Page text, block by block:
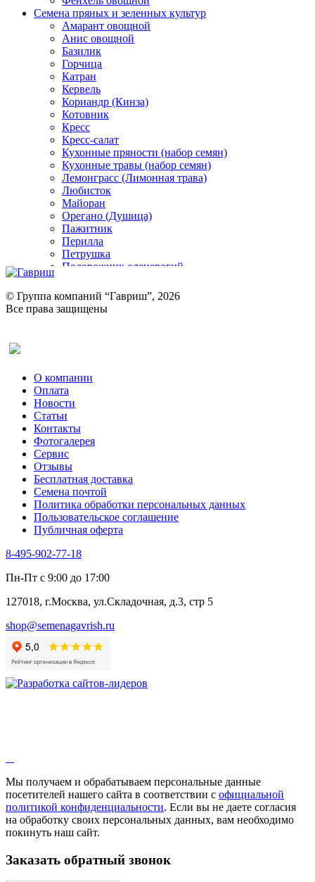
Семена пряных и зеленных культур
Амарант овощной
Анис овощной
Базилик
Горчица
Катран
Кервель
Кориандр (Кинза)
Котовник
Кресс
Кресс-салат
Кухонные пряности (набор семян)
Кухонные травы (набор семян)
Лемонграсс (Лимонная трава)
Любисток
Майоран
Орегано (Душица)
Пажитник
Перилла
Петрушка
Подорожник оленерогий
Ревень
Рукола
Рута
Тмин
Трава для чая
Туласи
Укроп
Фенхель пряный
Хризантема овощная
Цикорий пряный
Цикорий салатный (Витлуф)
Черемша
Шпинат
Щавель
Эндивий
Эстрагон
Алтей
Бессмертник
Валериана
Валерианелла
Гибискус лекарственный
Девясил
Душица
Змееголовник
Мыльнянка
Мята
Овсяный корень
Огуречная трава
Пустырник
Репешок
© Группа компаний “Гавриш”, 2026
Все права защищены
О компании
Оплата
Новости
Статьи
Контакты
Фотогалерея​
Сервис
Отзывы
Бесплатная доставка
Семена почтой
Политика обработки персональных данных
Пользовательское соглашение
Публичная оферта
8-495-902-77-18
Пн-Пт с 9:00 до 17:00
127018, г.Москва, ул.Складочная, д.3, стр 5
shop@semenagavrish.ru
Мы получаем и обрабатываем персональные данные
посетителей нашего сайта в соответствии с официальной
политикой конфиденциальности. Если вы не даете согласия
на обработку своих персональных данных, вам необходимо
покинуть наш сайт.
Заказать обратный звонок